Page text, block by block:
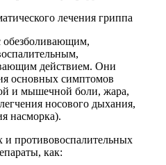
лечения гриппа
обезболивающим,
действием. Они
основных симптомов
и мышечной боли, жара,
носового дыхания,
насморка).
противовоспалительных
как: